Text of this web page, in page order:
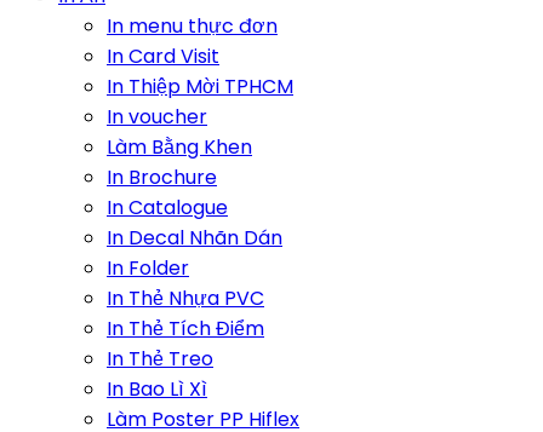
In menu thực đơn
In Card Visit
In Thiệp Mời TPHCM
In voucher
Làm Bằng Khen
In Brochure
In Catalogue
In Decal Nhãn Dán
In Folder
In Thẻ Nhựa PVC
In Thẻ Tích Điểm
In Thẻ Treo
In Bao Lì Xì
Làm Poster PP Hiflex